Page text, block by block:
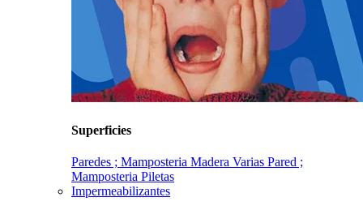
Superficies
Paredes ; Mamposteria Madera Varias Pared ;
Mamposteria Piletas
Impermeabilizantes